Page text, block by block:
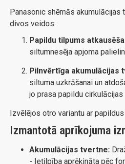
Panasonic shēmās
divos veidos:
Papildu tilpums
siltumnesēja apjoma
Pilnvērtīga akumulācijas
siltuma uzkrāšanai un
jo prasa papildu cirkulācijas
Izvēlējos otro variantu ar
Izmantotā aprīkojuma
Akumulācijas tvertne:
- Ietilpība aprēķināta pēc